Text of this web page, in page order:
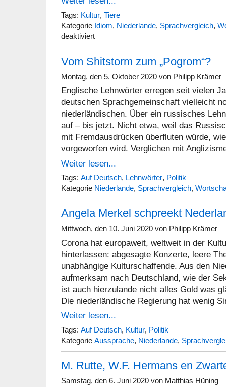
Tags: Kultur, Tiere
Kategorie Idiom, Niederlande, Sprachvergleich,
deaktiviertfür
…
maar
een
Vom Shitstorm zum „Pogrom“?
Montag, den 5. Oktober 2020 von Philipp Krämer
Englische Lehnwörter erregen seit vielen
deutschen Sprachgemeinschaft vielleicht
niederländischen. Über ein russisches
auf – bis jetzt. Nicht etwa, weil das
mit Fremdausdrücken überfluten würde,
vorgeworfen wird. Verglichen mit
Weiter lesen...
Tags: Auf Deutsch, Lehnwörter, Politik
Kategorie Niederlande, Sprachvergleich,
Angela Merkel schpreekt
Mittwoch, den 10. Juni 2020 von Philipp Krämer
Corona hat europaweit, weltweit in der
hinterlassen: abgesagte Konzerte, leere
unabhängige Kulturschaffende. Aus den
aufmerksam nach Deutschland, wie der
ist auch hierzulande nicht alles Gold was
Die niederländische Regierung hat wenig
Weiter lesen...
Tags: Auf Deutsch, Kultur, Politik
Kategorie Aussprache, Niederlande,
M. Rutte, W.F. Hermans en
Samstag, den 6. Juni 2020 von Matthias Hüning